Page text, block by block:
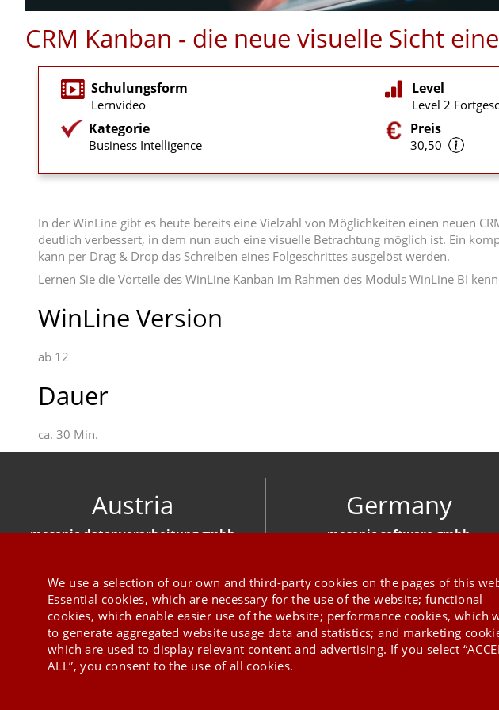
CRM Kanban - die neue visuelle Sicht
Schulungsform
Lernvideo
Kategorie
Business Intelligence
Level
Level 2
Preis
30,50
In der WinLine gibt es heute bereits eine Vielzahl von Möglichkeiten einen neuen
deutlich verbessert, in dem nun auch eine visuelle Betrachtung möglich ist. Ein
kann per Drag & Drop das Schreiben eines Folgeschrittes ausgelöst werden.
Lernen Sie die Vorteile des WinLine Kanban im Rahmen des Moduls WinLine BI
WinLine Version
ab 12
Dauer
ca. 30 Min.
Austria
mesonic datenverarbeitung gmbh
Germany
mesonic software gmbh
We use a selection of our own and third-party cookies on the pages of this
Essential cookies, which are necessary for the use of the website; functional
cookies, which enable easier use of the website; performance cookies, which
to generate aggregated website usage data and statistics; and marketing
which are used to display relevant content and advertising. If you select
ALL”, you consent to the use of all cookies.